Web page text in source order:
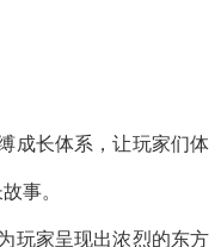
成长体系，让玩家们体
事。
玩家呈现出浓烈的东方